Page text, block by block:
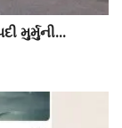
મુર્મુની...